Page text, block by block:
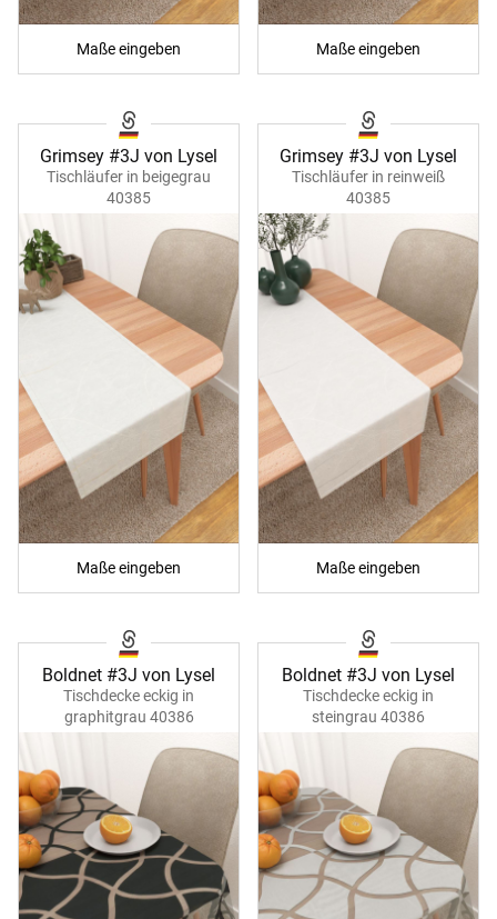
Maße eingeben Maße eingeben
Grimsey #3J von Lysel
Tischläufer in beigegrau
40385
Maße eingeben
Grimsey #3J von Lysel
Tischläufer in reinweiß
40385
Maße eingeben
Boldnet #3J von Lysel
Tischdecke eckig in
graphitgrau 40386
Boldnet #3J von Lysel
Tischdecke eckig in
steingrau 40386